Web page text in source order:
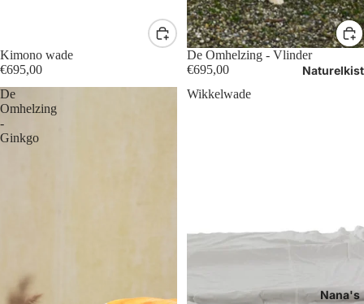
Nana's
Kimono wade
€695,00
De Omhelzing - Vlinder
€695,00
De
Omhelzing
-
Ginkgo
Wikkelwade